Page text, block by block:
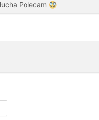
Polecam 🥸